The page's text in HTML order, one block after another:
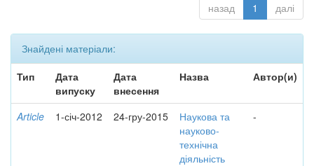
назад 1 далі
Знайдені матеріали:
Тип
Дата
випуску
Дата
внесення
Назва Автор(и)
Article 1-січ-2012 24-гру-2015
Наукова та
науково-
технічна
діяльність
-